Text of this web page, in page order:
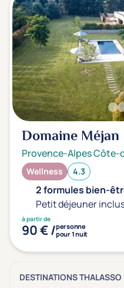
Domaine Méjan
Provence-Alpes Côte-
Wellness 4.3
2 formules bien-
Petit déjeuner
à partir de
90 € /personne
pour 1 nuit
DESTINATIONS THALASSO